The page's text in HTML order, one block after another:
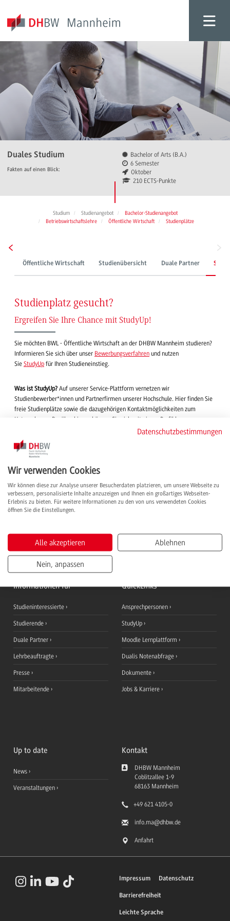
Duales Studium
Fakten auf einen Blick:
Bachelor of Arts (B.A.)
6 Semester
Oktober
210 ECTS-Punkte
Studium Studienangebot
Bachelor-Studienangebot
Betriebswirtschaftslehre
Öffentliche Wirtschaft Studienplätze
Öffentliche Wirtschaft Studienübersicht Duale Partner
Studienplatz gesucht?
Ergreifen Sie Ihre Chance mit StudyUp!
Sie möchten BWL - Öffentliche Wirtschaft an der DHBW Mannheim studieren?
Informieren Sie sich über unser Bewerbungsverfahren und nutzen
Sie StudyUp für Ihren Studieneinstieg.
Was ist StudyUp? Auf unserer Service-Plattform vernetzen wir
Studienbewerber*innen und Partnerfirmen unserer Hochschule. Hier finden Sie
freie Studienplätze sowie die dazugehörigen Kontaktmöglichkeiten zum
Unternehmen. Darüber hinaus können Sie sich mit einem Profil bequem von
Studienplätze finden: Öffentliche Wirtschaft
Studienplätze finden: Versorgungswirtschaft
Informationen für
Studieninteressierte
Studierende
Duale Partner
Lehrbeauftragte
Presse
Mitarbeitende
QuickLinks
Ansprechpersonen
StudyUp
Moodle Lernplattform
Dualis Notenabfrage
Dokumente
Jobs & Karriere
Up to date
News
Veranstaltungen
Kontakt
DHBW Mannheim
Coblitzallee 1-9
68163 Mannheim
+49 621 4105-0
info.ma@dhbw.de
Anfahrt
Impressum Datenschutz
Barrierefreiheit
Leichte Sprache
Datenschutzbestimmungen
Wir verwenden Cookies
Wir können diese zur Analyse unserer Besucherdaten platzieren, um unsere Webseite zu
verbessern, personalisierte Inhalte anzuzeigen und Ihnen ein großartiges Webseiten-
Erlebnis zu bieten. Für weitere Informationen zu den von uns verwendeten Cookies
öffnen Sie die Einstellungen.
Alle akzeptieren Ablehnen
Nein, anpassen